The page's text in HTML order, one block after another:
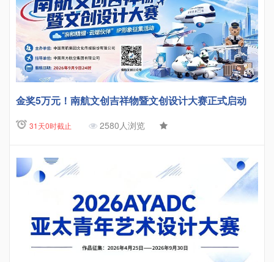
金奖5万元！南航文创吉祥物暨文创设计大赛正式启动
31天0时截止 2580人浏览